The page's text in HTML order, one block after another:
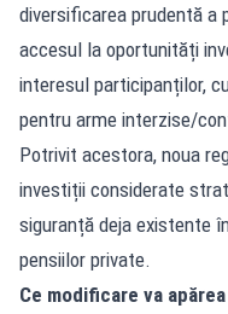
diversificarea prudentă a
accesul la oportunități
interesul participanților,
pentru arme interzise/
Potrivit acestora, noua
investiții considerate
siguranță deja existente
pensiilor private.
Ce modificare va